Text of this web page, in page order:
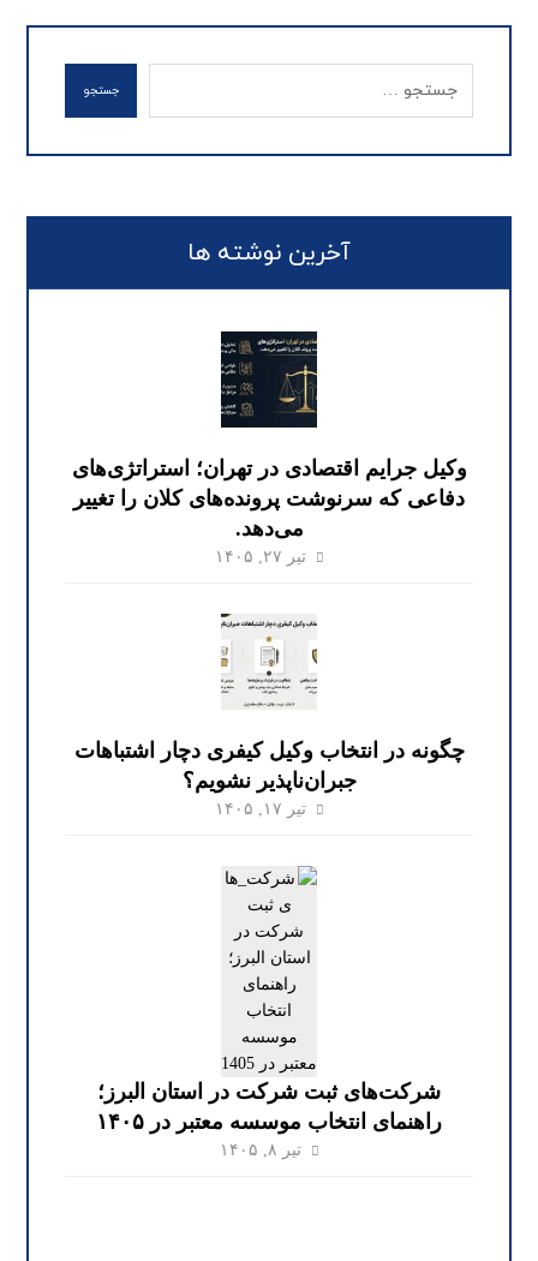
جستجو
آخرین نوشته ها
وکیل جرایم اقتصادی در تهران؛ استراتژی‌های
دفاعی که سرنوشت پرونده‌های کلان را تغییر
می‌دهد.
تیر ۲۷, ۱۴۰۵
چگونه در انتخاب وکیل کیفری دچار اشتباهات
جبران‌ناپذیر نشویم؟
تیر ۱۷, ۱۴۰۵
شرکت‌های ثبت شرکت در استان البرز؛
راهنمای انتخاب موسسه معتبر در ۱۴۰۵
تیر ۸, ۱۴۰۵